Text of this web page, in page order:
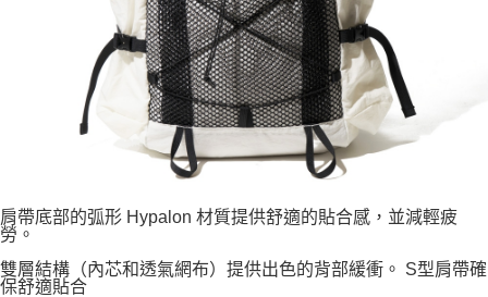
肩帶底部的弧形 Hypalon 材質提供舒適的貼合感，並減輕疲
勞。
雙層結構（內芯和透氣網布）提供出色的背部緩衝。 S型肩帶確
保舒適貼合